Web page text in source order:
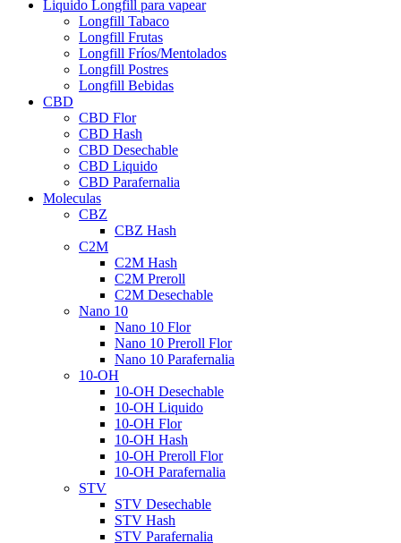
Liquido Longfill para vapear
Longfill Tabaco
Longfill Frutas
Longfill Fríos/Mentolados
Longfill Postres
Longfill Bebidas
CBD
CBD Flor
CBD Hash
CBD Desechable
CBD Liquido
CBD Parafernalia
Moleculas
CBZ
CBZ Hash
C2M
C2M Hash
C2M Preroll
C2M Desechable
Nano 10
Nano 10 Flor
Nano 10 Preroll Flor
Nano 10 Parafernalia
10-OH
10-OH Desechable
10-OH Liquido
10-OH Flor
10-OH Hash
10-OH Preroll Flor
10-OH Parafernalia
STV
STV Desechable
STV Hash
STV Parafernalia